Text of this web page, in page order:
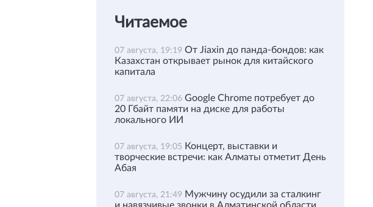
Читаемое
07 августа, 19:19 От Jiaxin до панда-бондов: как
Казахстан открывает рынок для китайского
капитала
07 августа, 22:06 Google Chrome потребует до
20 Гбайт памяти на диске для работы
локального ИИ
07 августа, 19:05 Концерт, выставки и
творческие встречи: как Алматы отметит День
Абая
07 августа, 21:49 Мужчину осудили за сталкинг